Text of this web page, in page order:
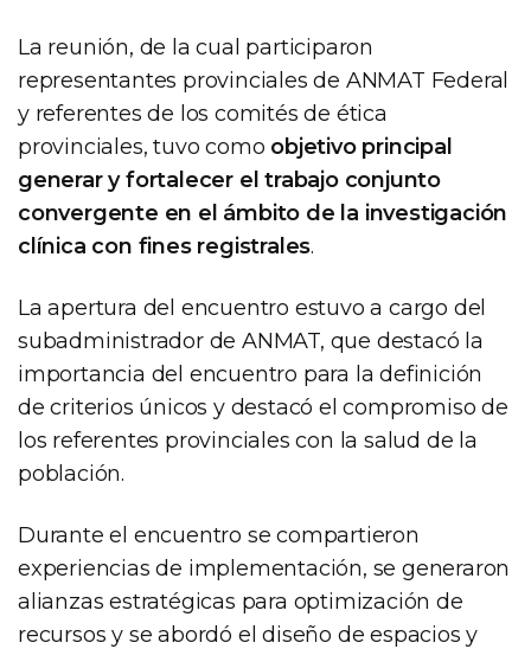
La reunión, de la cual participaron
representantes provinciales de ANMAT Federal
y referentes de los comités de ética
provinciales, tuvo como objetivo principal
generar y fortalecer el trabajo conjunto
convergente en el ámbito de la investigación
clínica con fines registrales.
La apertura del encuentro estuvo a cargo del
subadministrador de ANMAT, que destacó la
importancia del encuentro para la definición
de criterios únicos y destacó el compromiso de
los referentes provinciales con la salud de la
población.
Durante el encuentro se compartieron
experiencias de implementación, se generaron
alianzas estratégicas para optimización de
recursos y se abordó el diseño de espacios y